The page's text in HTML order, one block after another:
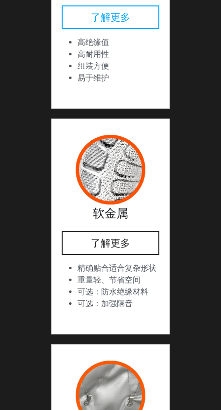
了解更多
高绝缘值
高耐用性
组装方便
易于维护
软金属
了解更多
精确贴合适合复杂形状
重量轻、节省空间
可选：防水绝缘材料
可选：加强隔音